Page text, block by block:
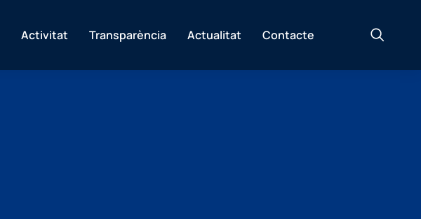
Activitat Transparència Actualitat Contacte